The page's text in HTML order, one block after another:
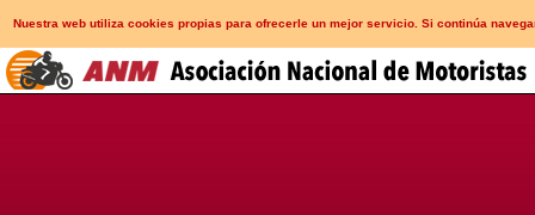
Nuestra web utiliza cookies propias para ofrecerle un mejor servicio. Si continúa